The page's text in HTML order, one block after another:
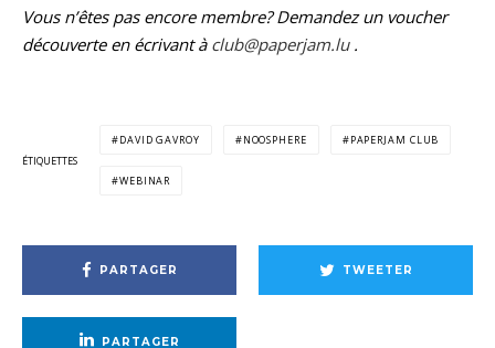
Vous n’êtes pas encore membre? Demandez un voucher
découverte en écrivant à club@paperjam.lu.
ÉTIQUETTES
DAVID GAVROY NOOSPHERE PAPERJAM CLUB
WEBINAR
PARTAGER TWEETER
PARTAGER